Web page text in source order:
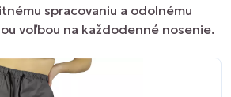
spracovaniu a odolnému
voľbou na každodenné nosenie.